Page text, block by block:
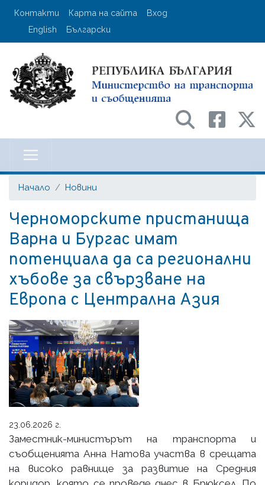
Премини
User account menu
Контакти Карта на сайта
Вход
English
Български
на транспорта
Начало Новини
Черноморските пристанища
Варна и Бургас имат
потенциала да са регионални
хъбове за свързване на
Европа с Централна Азия
23.06.2026 г.
Заместник-министърът на транспорта и
съобщенията Анна Натова участва в срещата
на високо равнище за развитие на Средния